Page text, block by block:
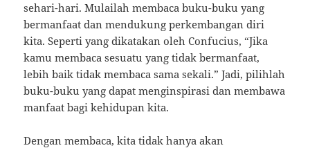
sehari-hari. Mulailah membaca buku-buku yang
bermanfaat dan mendukung perkembangan diri
kita. Seperti yang dikatakan oleh Confucius, “Jika
kamu membaca sesuatu yang tidak bermanfaat,
lebih baik tidak membaca sama sekali.” Jadi, pilihlah
buku-buku yang dapat menginspirasi dan membawa
manfaat bagi kehidupan kita.
Dengan membaca, kita tidak hanya akan